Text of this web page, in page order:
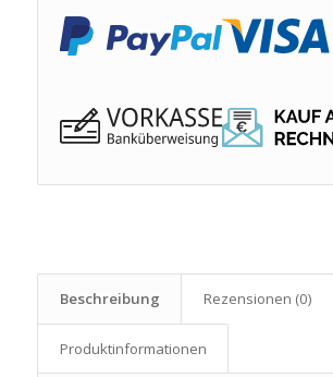
Beschreibung Rezensionen (0)
Produkt­informationen